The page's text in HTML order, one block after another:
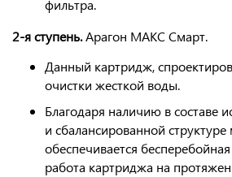
фильтра.
2-я ступень.Арагон МАКС Смарт.
Данный картридж,
очистки жесткой воды.
Благодаря наличию в составе
и сбалансированной
обеспечивается
работа картриджа на